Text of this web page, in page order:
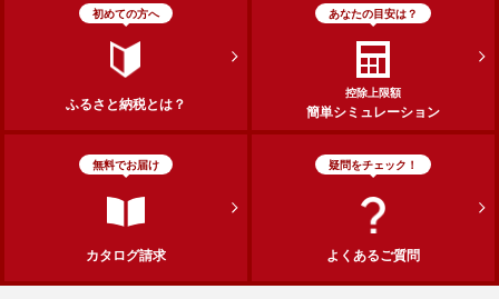
初めての方へ
ふるさと納税とは？
あなたの目安は？
控除上限額
簡単シミュレーション
無料でお届け
カタログ請求
疑問をチェック！
よくあるご質問